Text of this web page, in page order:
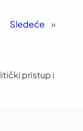
Sledeće »
pristup i